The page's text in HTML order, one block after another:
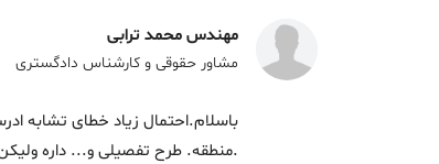
مهندس محمد ترابی
مشاور حقوقی و کارشناس دادگستری
باسلام.احتمال زیاد خطای تشابه